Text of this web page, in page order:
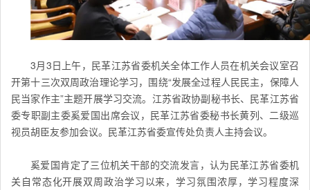
3月3日上午，民革江苏省委机关全体工作人员在机关会议室召
开第十三次双周政治理论学习，围绕“发展全过程人民民主，保障人
民当家作主”主题开展学习交流。江苏省政协副秘书长、民革江苏省
委专职副主委奚爱国出席会议，民革江苏省委秘书长黄列、二级巡
视员胡臣友参加会议。民革江苏省委宣传处负责人主持会议。
奚爱国肯定了三位机关干部的交流发言，认为民革江苏省委机
关自常态化开展双周政治学习以来，学习氛围浓厚，学习程度深